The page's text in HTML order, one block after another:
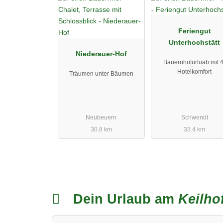
Niederauer-Hof
Träumen unter Bäumen
Neubeuern
30.8 km
Feriengut
Unterhochstätt
Bauernhofurluab mit
Hotelkomfort
Schwendt
33.4 km
Dein Urlaub am